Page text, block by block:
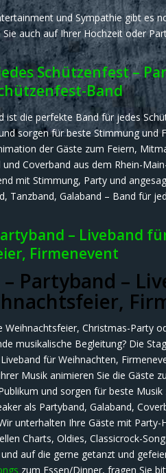
und Sympathie gibt es
auch auf Ihrer Hochzeit oder
Schützenfest –
Band
ist die perfekte Band für jedes
sorgen für beste Stimmung und
der Gäste zum Feiern,
Coverband aus dem Rhein-
mit Stimmung, Party und
Tanzband, Galaband – Band für
– Liveband
Firmenevent
Partyband –
Weihnachtsfeier, Christmas-Party
musikalische Begleitung? Die
für Weihnachten,
Musik animieren Sie die Gäste
und sorgen für beste
als Partyband, Galaband,
unterhalten Ihre Gäste mit Party-
Charts, Oldies, Classicrock-
auf die gerne getanzt und
zum Essen/Dinner, fragen Sie